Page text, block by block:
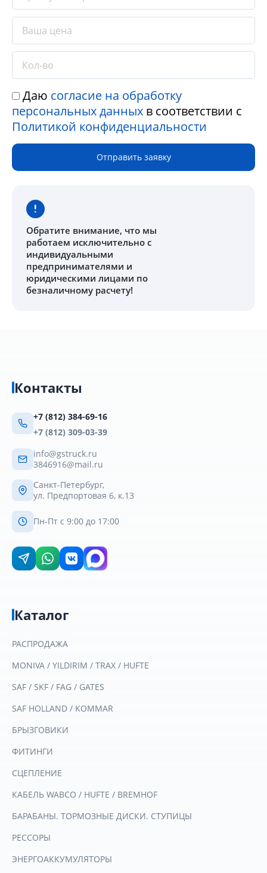
Даю согласие на обработку
персональных данных в соответствии с
Политикой конфиденциальности
Отправить заявку
Обратите внимание, что мы
работаем исключительно с
индивидуальными
предпринимателями и
юридическими лицами по
безналичному расчету!
Контакты
+7 (812) 384-69-16
+7 (812) 309-03-39
info@gstruck.ru
3846916@mail.ru
Санкт-Петербург,
ул. Предпортовая 6, к.13
Пн-Пт с 9:00 до 17:00
Каталог
РАСПРОДАЖА
MONIVA / YILDIRIM / TRAX / HUFTE
SAF / SKF / FAG / GATES
SAF HOLLAND / KOMMAR
БРЫЗГОВИКИ
ФИТИНГИ
СЦЕПЛЕНИЕ
КАБЕЛЬ WABCO / HUFTE / BREMHOF
БАРАБАНЫ. ТОРМОЗНЫЕ ДИСКИ. СТУПИЦЫ
РЕССОРЫ
ЭНЕРГОАККУМУЛЯТОРЫ